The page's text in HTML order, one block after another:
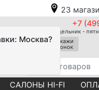
23
Москва?
+7
Понедельник -
Закажи
звонок
САЛОНЫ HI-FI